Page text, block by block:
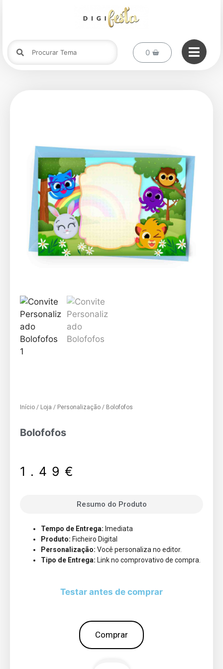
Início / Loja / Personalização / Bolofofos
Bolofofos
1.49 €
Resumo do Produto
Tempo de Entrega: Imediata
Produto: Ficheiro Digital
Personalização: Você personaliza no editor.
Tipo de Entrega: Link no comprovativo de compra.
Testar antes de comprar
Comprar